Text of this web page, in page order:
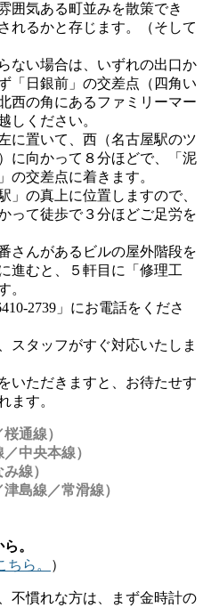
囲気ある町並みを散策でき
れるかと存じます。（そして
ない場合は、いずれの出口か
「日銀前」の交差点（四角い
西の角にあるファミリーマー
しください。
に置いて、西（名古屋駅のツ
に向かって８分ほどで、「泥
の交差点に着きます。
」の真上に位置しますので、
って徒歩で３分ほどご足労を
さんがあるビルの屋外階段を
進むと、５軒目に「修理工
。
2739」にお電話をくださ
スタッフがすぐ対応いたしま
いただきますと、お待たせす
ます。
通線）
中央本線）
線）
島線／常滑線）
。
ちら。 ）
不慣れな方は、まず金時計の